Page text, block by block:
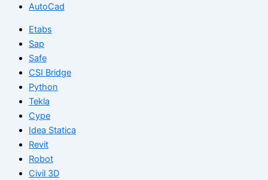
AutoCad
Etabs
Sap
Safe
CSI Bridge
Python
Tekla
Cype
Idea Statica
Revit
Robot
Civil 3D